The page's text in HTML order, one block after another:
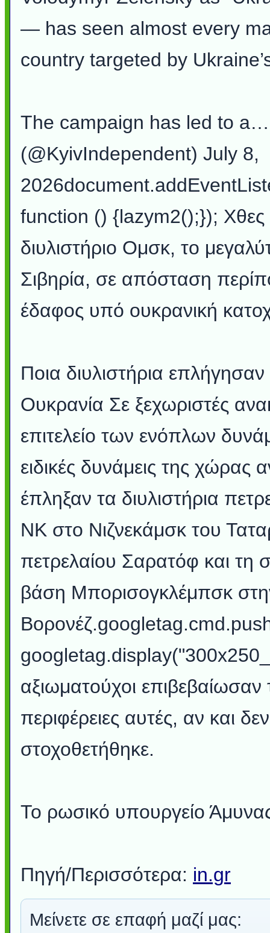
— has seen almost every
country targeted by
The campaign has led to
(@KyivIndependent) July 8,
function () {lazym2();}); Χθες
διυλιστήριο Ομσκ, το
Σιβηρία, σε απόσταση
έδαφος υπό ουκρανική
Ποια διυλιστήρια
Ουκρανία Σε ξεχωριστές
επιτελείο των ενόπλων
ειδικές δυνάμεις της χώρας
έπληξαν τα διυλιστήρια
NK στο Νιζνεκάμσκ του
πετρελαίου Σαρατόφ και τη
βάση Μπορισογκλέμπσκ
αξιωματούχοι
περιφέρειες αυτές, αν και δεν
στοχοθετήθηκε.
Το ρωσικό υπουργείο
Πηγή/Περισσότερα: in.gr
Μείνετε σε επαφή μαζί μας: